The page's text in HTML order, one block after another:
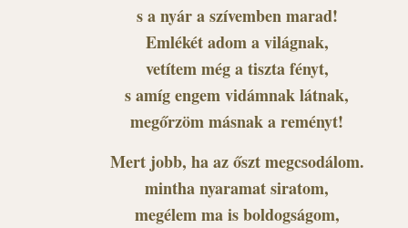
s a nyár a szívemben marad!
Emlékét adom a világnak,
vetítem még a tiszta fényt,
s amíg engem vidámnak látnak,
megőrzöm másnak a reményt!
Mert jobb, ha az őszt megcsodálom.
mintha nyaramat siratom,
megélem ma is boldogságom,